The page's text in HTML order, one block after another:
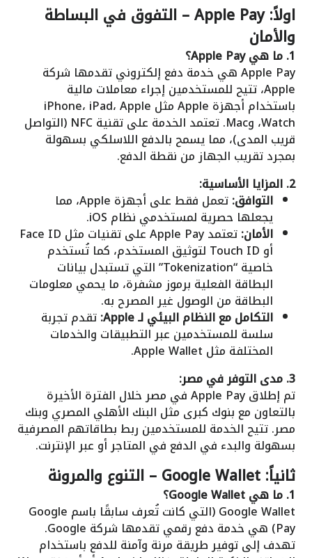
اولاً: Apple Pay – التفوق في البساطة
والأمان
1. ما هي Apple Pay؟
Apple Pay هي خدمة دفع إلكتروني تقدمها شركة
Apple، تتيح للمستخدمين إجراء معاملات مالية
باستخدام أجهزة Apple مثل iPhone، iPad، Apple
Watch، وMac. تعتمد الخدمة على تقنية NFC (التواصل
قريب المدى)، مما يسمح بالدفع اللاسلكي بسهولة
بمجرد تقريب الجهاز من نقطة الدفع.
2. المزايا الأساسية:
التوافق: تعمل فقط على أجهزة Apple، مما
يجعلها حصرية لمستخدمي نظام iOS.
الأمان: تعتمد Apple Pay على تقنيات مثل Face ID
أو Touch ID لتوثيق المستخدم، كما تُستخدم
خاصية “Tokenization” التي تستبدل بيانات
البطاقة الفعلية برموز مشفرة، ما يحمي معلومات
البطاقة من الوصول غير المصرح به.
التكامل مع النظام البيئي لـ Apple: تقدم تجربة
سلسة للمستخدمين عبر التطبيقات والخدمات
المختلفة مثل Apple Wallet.
3. مدى التوفر في مصر:
تم إطلاق Apple Pay في مصر خلال الفترة الأخيرة
بالتعاون مع بنوك كبرى مثل البنك الأهلي المصري وبنك
مصر. تتيح الخدمة للمستخدمين ربط بطاقاتهم المصرفية
بسهولة والبدء في الدفع في المتاجر أو عبر الإنترنت.
ثانياً: Google Wallet – التنوع والمرونة
1. ما هي Google Wallet؟
Google Wallet (التي كانت تُعرف سابقًا باسم Google
Pay) هي خدمة دفع رقمي تقدمها شركة Google.
تهدف إلى توفير طريقة مرنة وآمنة للدفع باستخدام